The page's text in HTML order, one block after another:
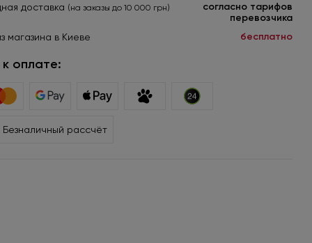
доставка (на заказы до 10 000 грн)
согласно тарифов
перевозчика
магазина в Киеве бесплатно
оплате:
Безналичный рассчёт